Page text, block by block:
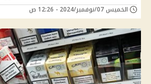
الخميس 07/نوفمبر/2024 - 12:26 ص